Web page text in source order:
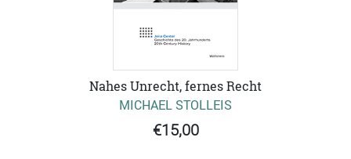
Nahes Unrecht, fernes Recht
MICHAEL STOLLEIS
€15,00